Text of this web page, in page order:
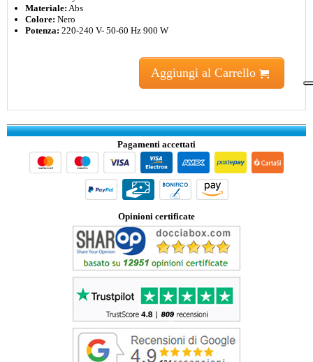
Materiale: Abs
Colore: Nero
Potenza: 220-240 V- 50-60 Hz 900 W
Aggiungi al Carrello
Pagamenti accettati
Opinioni certificate